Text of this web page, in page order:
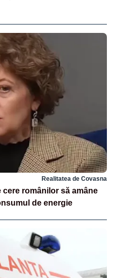
Realitatea de Covasna
românilor să amâne
de energie